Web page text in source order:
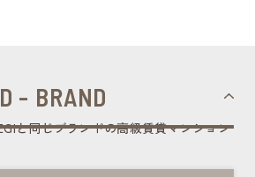
- BRAND
と同じブランドの高級賃貸マンション